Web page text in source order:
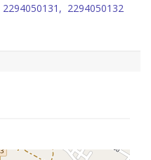
2294050131, 2294050132